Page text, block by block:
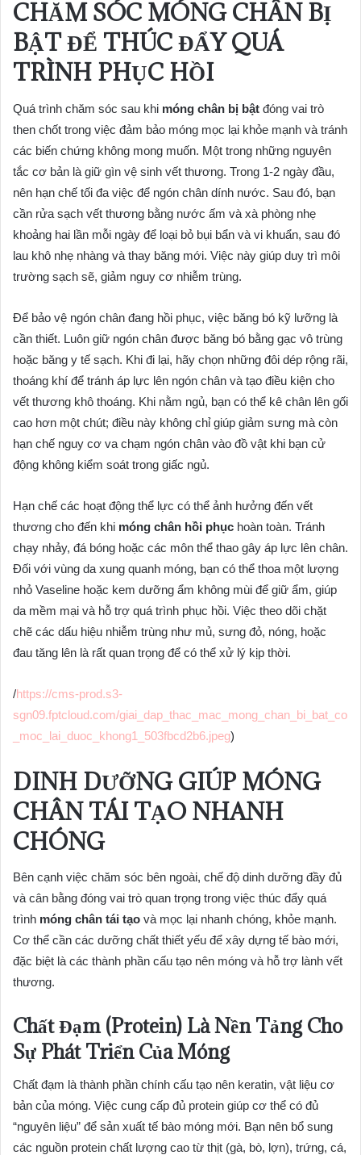
CHĂM SÓC MÓNG CHÂN BỊ
BẬT ĐỂ THÚC ĐẨY QUÁ
TRÌNH PHỤC HỒI
Quá trình chăm sóc sau khi móng chân bị bật đóng vai trò
then chốt trong việc đảm bảo móng mọc lại khỏe mạnh và tránh
các biến chứng không mong muốn. Một trong những nguyên
tắc cơ bản là giữ gìn vệ sinh vết thương. Trong 1-2 ngày đầu,
nên hạn chế tối đa việc để ngón chân dính nước. Sau đó, bạn
cần rửa sạch vết thương bằng nước ấm và xà phòng nhẹ
khoảng hai lần mỗi ngày để loại bỏ bụi bẩn và vi khuẩn, sau đó
lau khô nhẹ nhàng và thay băng mới. Việc này giúp duy trì môi
trường sạch sẽ, giảm nguy cơ nhiễm trùng.
Để bảo vệ ngón chân đang hồi phục, việc băng bó kỹ lưỡng là
cần thiết. Luôn giữ ngón chân được băng bó bằng gạc vô trùng
hoặc băng y tế sạch. Khi đi lại, hãy chọn những đôi dép rộng rãi,
thoáng khí để tránh áp lực lên ngón chân và tạo điều kiện cho
vết thương khô thoáng. Khi nằm ngủ, bạn có thể kê chân lên gối
cao hơn một chút; điều này không chỉ giúp giảm sưng mà còn
hạn chế nguy cơ va chạm ngón chân vào đồ vật khi bạn cử
động không kiểm soát trong giấc ngủ.
Hạn chế các hoạt động thể lực có thể ảnh hưởng đến vết
thương cho đến khi móng chân hồi phục hoàn toàn. Tránh
chạy nhảy, đá bóng hoặc các môn thể thao gây áp lực lên chân.
Đối với vùng da xung quanh móng, bạn có thể thoa một lượng
nhỏ Vaseline hoặc kem dưỡng ẩm không mùi để giữ ẩm, giúp
da mềm mại và hỗ trợ quá trình phục hồi. Việc theo dõi chặt
chẽ các dấu hiệu nhiễm trùng như mủ, sưng đỏ, nóng, hoặc
đau tăng lên là rất quan trọng để có thể xử lý kịp thời.
/https://cms-prod.s3-
sgn09.fptcloud.com/giai_dap_thac_mac_mong_chan_bi_bat_co
_moc_lai_duoc_khong1_503fbcd2b6.jpeg)
DINH DƯỠNG GIÚP MÓNG
CHÂN TÁI TẠO NHANH
CHÓNG
Bên cạnh việc chăm sóc bên ngoài, chế độ dinh dưỡng đầy đủ
và cân bằng đóng vai trò quan trọng trong việc thúc đẩy quá
trình móng chân tái tạo và mọc lại nhanh chóng, khỏe mạnh.
Cơ thể cần các dưỡng chất thiết yếu để xây dựng tế bào mới,
đặc biệt là các thành phần cấu tạo nên móng và hỗ trợ lành vết
thương.
Chất Đạm (Protein) Là Nền Tảng Cho
Sự Phát Triển Của Móng
Chất đạm là thành phần chính cấu tạo nên keratin, vật liệu cơ
bản của móng. Việc cung cấp đủ protein giúp cơ thể có đủ
“nguyên liệu” để sản xuất tế bào móng mới. Bạn nên bổ sung
các nguồn protein chất lượng cao từ thịt (gà, bò, lợn), trứng, cá,